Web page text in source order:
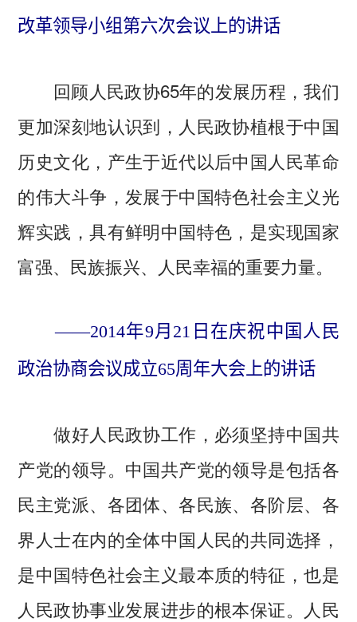
改革领导小组第六次会议上的讲话
回顾人民政协65年的发展历程，我们
更加深刻地认识到，人民政协植根于中国
历史文化，产生于近代以后中国人民革命
的伟大斗争，发展于中国特色社会主义光
辉实践，具有鲜明中国特色，是实现国家
富强、民族振兴、人民幸福的重要力量。
——2014年9月21日在庆祝中国人民
政治协商会议成立65周年大会上的讲话
做好人民政协工作，必须坚持中国共
产党的领导。中国共产党的领导是包括各
民主党派、各团体、各民族、各阶层、各
界人士在内的全体中国人民的共同选择，
是中国特色社会主义最本质的特征，也是
人民政协事业发展进步的根本保证。人民